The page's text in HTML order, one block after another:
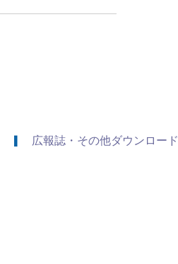
広報誌・その他ダウンロード